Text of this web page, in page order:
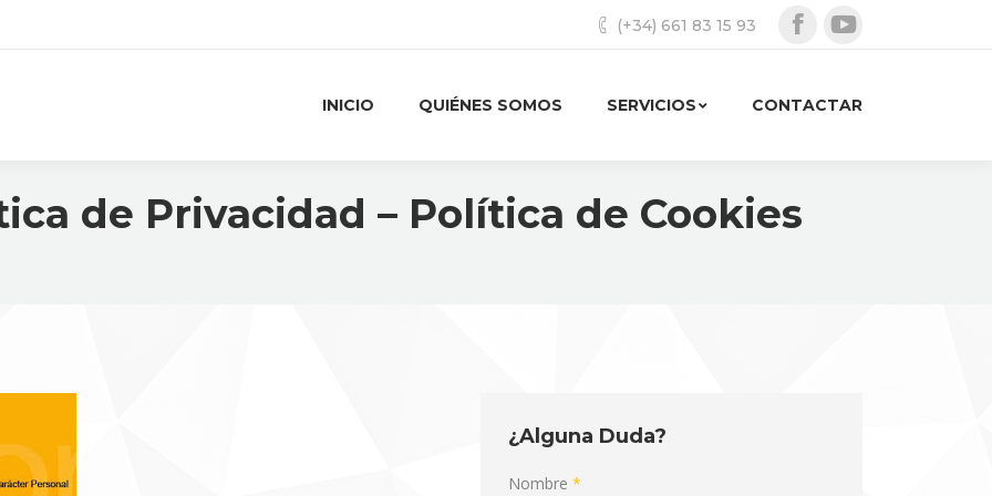
(+34) 661 83 15 93 FacebookYouTube
INICIO QUIÉNES SOMOS SERVICIOS CONTACTAR
de Privacidad – Política de Cookies
¿Alguna Duda?
Nombre *